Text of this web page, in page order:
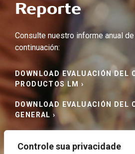
Controle sua privacidade
Reporte
Consulte nuestro informe anual
continuación:
DOWNLOAD EVALUACIÓN DEL
PRODUCTOS LM ›
DOWNLOAD EVALUACIÓN DEL
GENERAL ›